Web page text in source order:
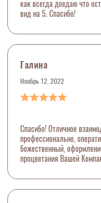
как всегда доедаю что
вид на 5. Спасибо!
Галина
Ноябрь 12, 2022
Спасибо! Отличное
профессионально,
божественный,
процветания Вашей